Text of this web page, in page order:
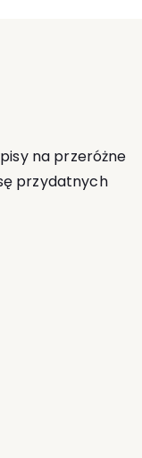
na przeróżne
przydatnych